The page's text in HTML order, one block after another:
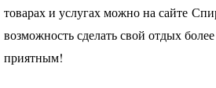
товарах и услугах можно на сайте
возможность сделать свой отдых
приятным!